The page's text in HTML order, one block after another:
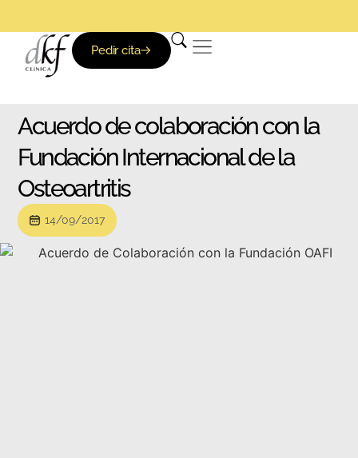
Pedir cita
Acuerdo de colaboración con la
Fundación Internacional de la
Osteoartritis
14/09/2017